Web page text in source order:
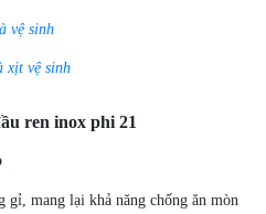
vệ sinh
xịt vệ sinh
ren inox phi 21
gỉ, mang lại khả năng chống ăn mòn